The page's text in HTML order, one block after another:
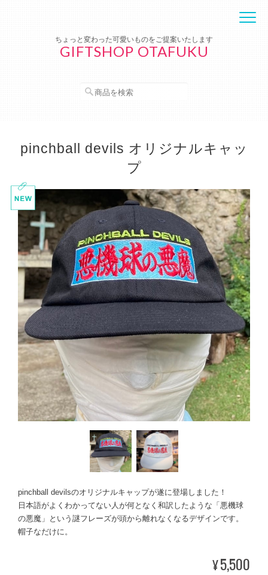
ちょっと変わった可愛いものをご提案いたします
GIFTSHOP OTAFUKU
pinchball devils オリジナルキャッ
プ
pinchball devilsのオリジナルキャップが遂に登場しました！
日本語がよくわかってない人が何となく和訳したような「悪機球
の悪魔」という謎フレーズが頭から離れなくなるデザインです。
帽子なだけに。
¥5,500